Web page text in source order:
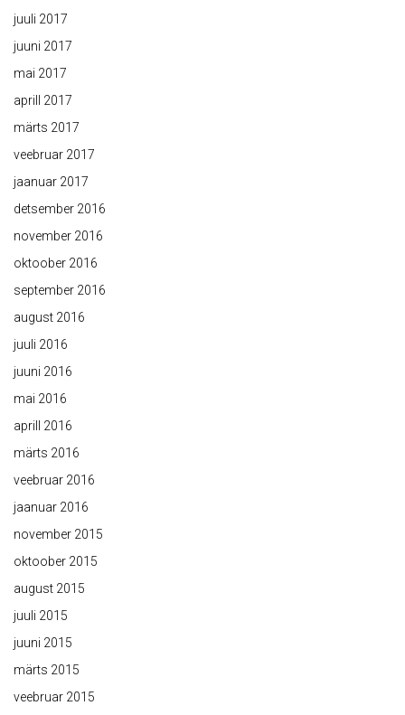
juuli 2017
juuni 2017
mai 2017
aprill 2017
märts 2017
veebruar 2017
jaanuar 2017
detsember 2016
november 2016
oktoober 2016
september 2016
august 2016
juuli 2016
juuni 2016
mai 2016
aprill 2016
märts 2016
veebruar 2016
jaanuar 2016
november 2015
oktoober 2015
august 2015
juuli 2015
juuni 2015
märts 2015
veebruar 2015